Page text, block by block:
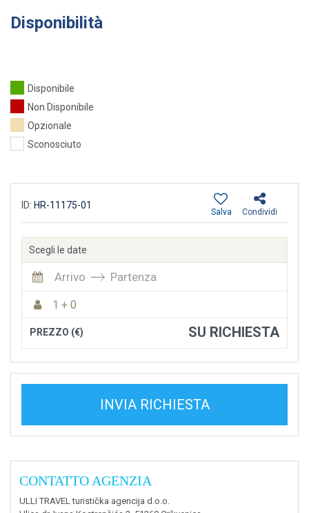
Disponibilità
Disponibile
Non Disponibile
Opzionale
Sconosciuto
ID: HR-11175-01
Condividi
Salva
Scegli le date
Arrivo Partenza
1 + 0
PREZZO (€) SU RICHIESTA
INVIA RICHIESTA
CONTATTO AGENZIA
ULLI TRAVEL turistička agencija d.o.o.